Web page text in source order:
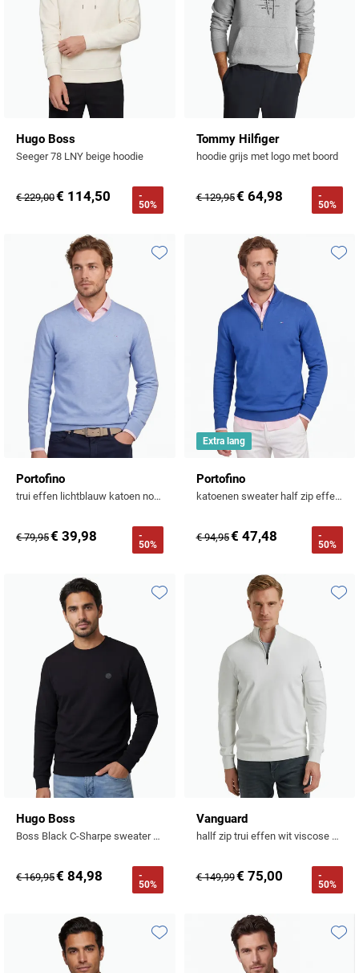
Hugo Boss
Seeger 78 LNY beige hoodie
€ 229,00€ 114,50
-
50%
Tommy Hilfiger
hoodie grijs met logo met boord
€ 129,95€ 64,98
-
50%
Portofino
trui effen lichtblauw katoen normale fit
€ 79,95€ 39,98
-
50%
Toevoegen aan favorieten
Portofino
katoenen sweater half zip effen blauw
€ 94,95€ 47,48
-
50%
Extra lang
Hugo Boss
Boss Black C-Sharpe sweater zwart katoen
€ 169,95€ 84,98
-
50%
Toevoegen aan favorieten
Vanguard
hallf zip trui effen wit viscose normale fit
€ 149,99€ 75,00
-
50%
Toevoegen aan favorieten